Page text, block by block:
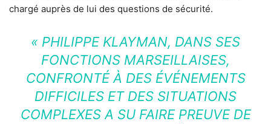
chargé auprès de lui des questions de sécurité.
« PHILIPPE KLAYMAN, DANS SES
FONCTIONS MARSEILLAISES,
CONFRONTÉ À DES ÉVÉNEMENTS
DIFFICILES ET DES SITUATIONS
COMPLEXES A SU FAIRE PREUVE DE